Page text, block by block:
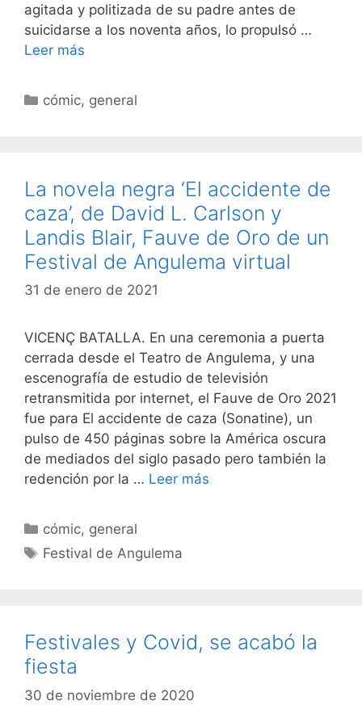
agitada y politizada de su padre antes de
suicidarse a los noventa años, lo propulsó …
Leer más
Categorías
cómic, general
La novela negra ‘El accidente de
caza’, de David L. Carlson y
Landis Blair, Fauve de Oro de un
Festival de Angulema virtual
31 de enero de 2021
VICENÇ BATALLA. En una ceremonia a puerta
cerrada desde el Teatro de Angulema, y una
escenografía de estudio de televisión
retransmitida por internet, el Fauve de Oro 2021
fue para El accidente de caza (Sonatine), un
pulso de 450 páginas sobre la América oscura
de mediados del siglo pasado pero también la
redención por la … Leer más
Categorías
cómic, general
Etiquetas
Festival de Angulema
Festivales y Covid, se acabó la
fiesta
30 de noviembre de 2020